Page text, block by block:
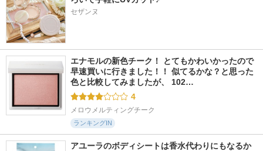
セザンヌ
エナモルの新色チーク！ とてもかわいかったので
早速買いに行きました！！ 似てるかな？と思った
色と比較してみましたが、 102…
4
メロウメルティングチーク
ランキングIN
アユーラのボディシートは香水代わりにもなるか